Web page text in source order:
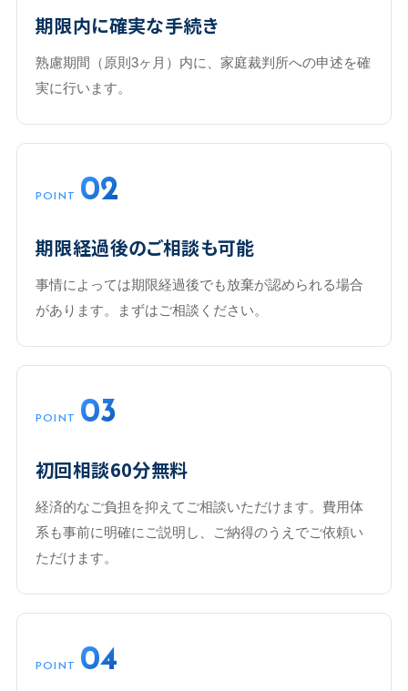
期限内に確実な手続き
熟慮期間（原則3ヶ月）内に、家庭裁判所への申述を確
実に行います。
POINT 02
期限経過後のご相談も可能
事情によっては期限経過後でも放棄が認められる場合
があります。まずはご相談ください。
POINT 03
初回相談60分無料
経済的なご負担を抑えてご相談いただけます。費用体
系も事前に明確にご説明し、ご納得のうえでご依頼い
ただけます。
POINT 04